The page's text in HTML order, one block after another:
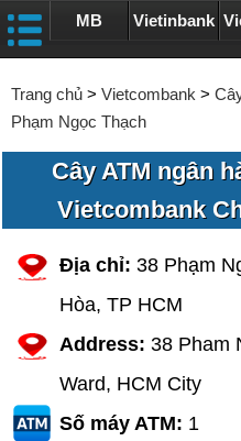
MB Vietinbank
Trang chủ > Vietcombank >
Phạm Ngọc Thạch
Cây ATM ngân
Vietcombank
Địa chỉ:38 Phạm
Hòa, TP HCM
Address:38 Pham
Ward, HCM City
Số máy ATM: 1